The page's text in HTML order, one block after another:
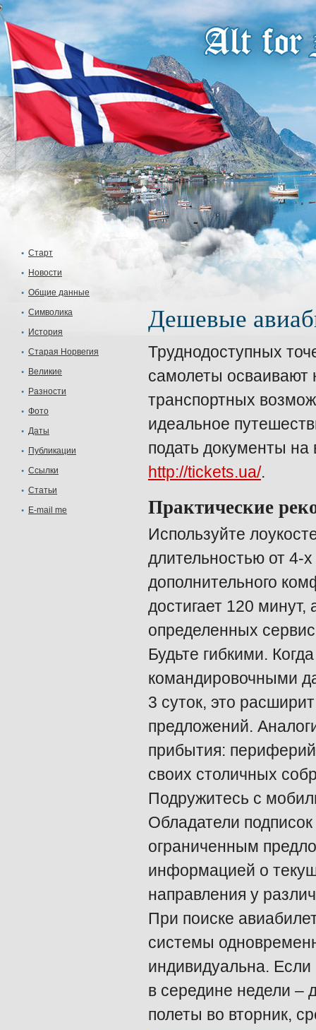
Старт
Новости
Общие данные
Символика
История
Старая Норвегия
Великие
Разности
Фото
Даты
Публикации
Ссылки
Статьи
E-mail me
Дешевые
Труднодоступных
самолеты осваивают
транспортных
идеальное
подать документы
http://tickets.ua/.
Практические
Используйте
длительностью от 4-
дополнительного
достигает 120
определенных
Будьте гибкими.
командировочными
3 суток, это
предложений.
прибытия:
своих столичных
Подружитесь с
Обладатели
ограниченным
информацией о
направления у
При поиске
системы
индивидуальна. Если
в середине недели –
полеты во вторник,